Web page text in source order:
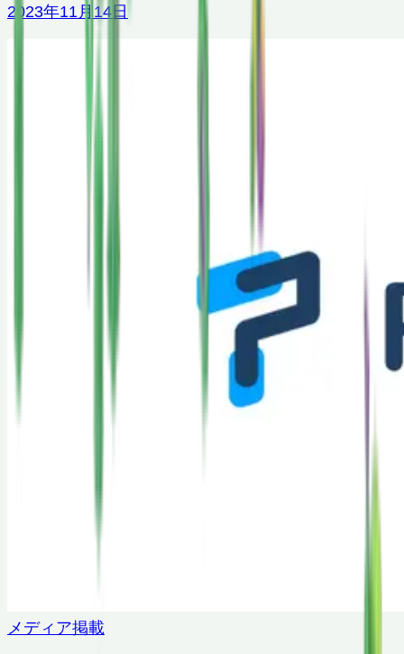
2023年11月14日
メディア掲載